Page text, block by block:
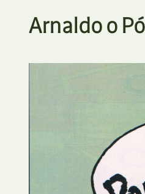
Ficha
Arnaldo o